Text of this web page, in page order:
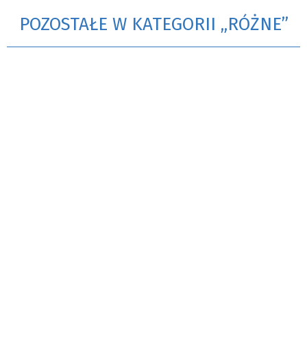
POZOSTAŁE W KATEGORII „RÓŻNE”